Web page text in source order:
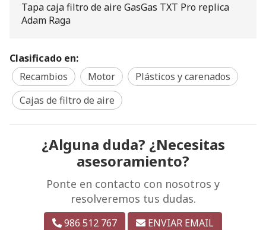
Tapa caja filtro de aire GasGas TXT Pro replica
Adam Raga
Clasificado en:
Recambios
Motor
Plásticos y carenados
Cajas de filtro de aire
¿Alguna duda? ¿Necesitas
asesoramiento?
Ponte en contacto con nosotros y
resolveremos tus dudas.
986 512 767 ENVIAR EMAIL